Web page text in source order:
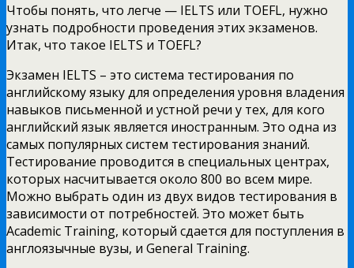
Чтобы понять, что легче — IELTS или TOEFL, нужно
узнать подробности проведения этих экзаменов.
Итак, что такое IELTS и TOEFL?
Экзамен IELTS – это система тестирования по
английскому языку для определения уровня владения
навыков письменной и устной речи у тех, для кого
английский язык является иностранным. Это одна из
самых популярных систем тестирования знаний.
Тестирование проводится в специальных центрах,
которых насчитывается около 800 во всем мире.
Можно выбрать один из двух видов тестирования в
зависимости от потребностей. Это может быть
Academic Training, который сдается для поступления в
англоязычные вузы, и General Training.